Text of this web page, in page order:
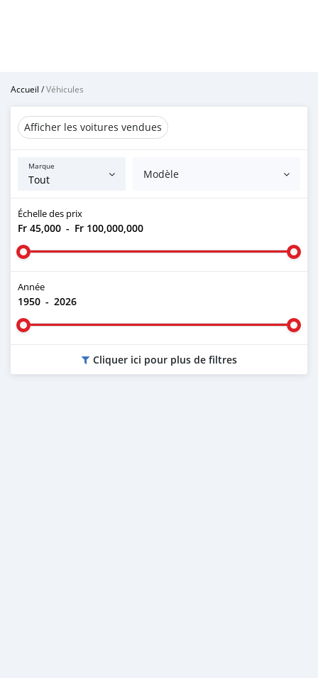
Accueil /Véhicules
Afficher les voitures vendues
Marque
Modèle
Échelle des prix
Fr 45,000 - Fr 100,000,000
Année
1950 - 2026
Cliquer ici pour plus de filtres